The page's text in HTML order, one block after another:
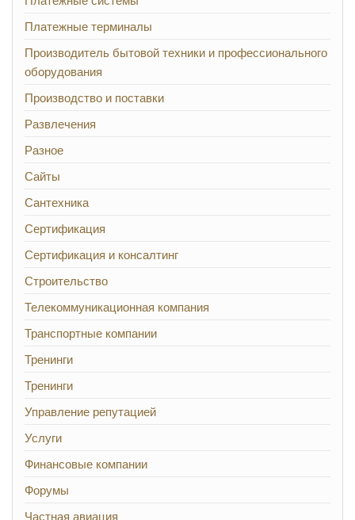
Платежные терминалы
Производитель бытовой техники и профессионального
оборудования
Производство и поставки
Развлечения
Разное
Сайты
Сантехника
Сертификация
Сертификация и консалтинг
Строительство
Телекоммуникационная компания
Транспортные компании
Тренинги
Тренинги
Управление репутацией
Услуги
Финансовые компании
Форумы
Частная авиация